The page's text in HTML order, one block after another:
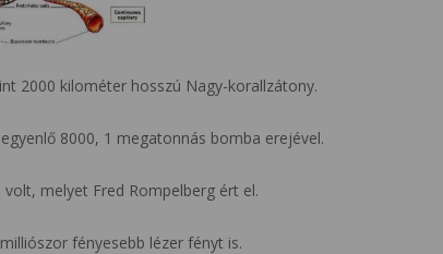
2000 kilométer hosszú Nagy-korallzátony.
8000, 1 megatonnás bomba erejével.
melyet Fred Rompelberg ért el.
fényesebb lézer fényt is.